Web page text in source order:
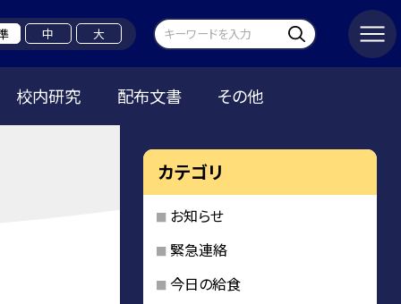
中 大
校内研究 配布文書 その他
カテゴリ
お知らせ
緊急連絡
今日の給食